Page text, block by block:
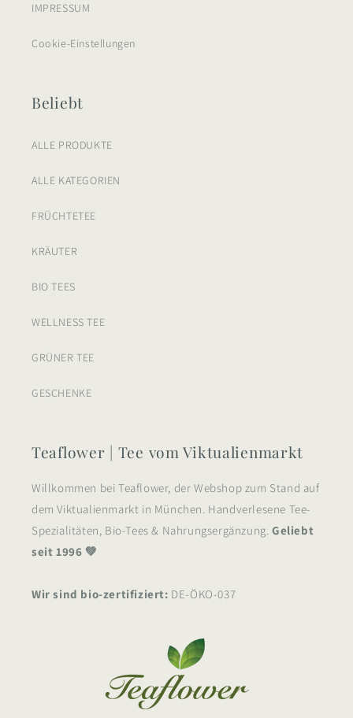
IMPRESSUM
Cookie-Einstellungen
Beliebt
ALLE PRODUKTE
ALLE KATEGORIEN
FRÜCHTETEE
KRÄUTER
BIO TEES
WELLNESS TEE
GRÜNER TEE
GESCHENKE
Teaflower | Tee vom Viktualienmarkt
Willkommen bei Teaflower, der Webshop zum Stand auf
dem Viktualienmarkt in München. Handverlesene Tee-
Spezialitäten, Bio-Tees & Nahrungsergänzung.Geliebt
seit 1996 💚
Wir sind bio-zertifiziert: DE-ÖKO-037